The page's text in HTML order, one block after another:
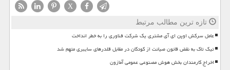
X
تازه ترین مطالب مرتبط
عامل سرکش اوپن ای آی مشتری یک شرکت فناوری را به خطر انداخت
تیک تاک به نقض قانون صیانت از کودکان در مقابل قلدرهای سایبری متهم شد
اخراج کارمندان بخش هوش مصنوعی عمومی آمازون